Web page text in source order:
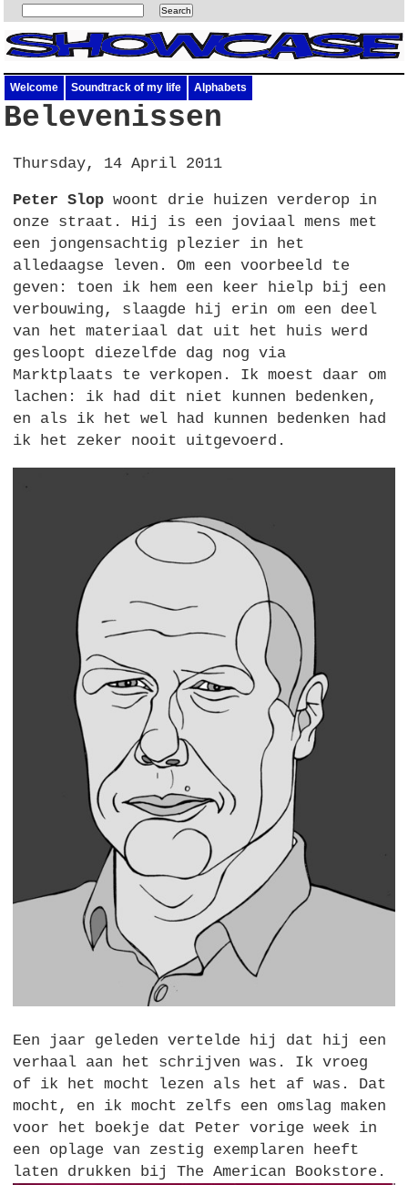
Welcome Soundtrack of my life Alphabets
Belevenissen
Thursday, 14 April 2011
Peter Slop woont drie huizen verderop in
onze straat. Hij is een joviaal mens met
een jongensachtig plezier in het
alledaagse leven. Om een voorbeeld te
geven: toen ik hem een keer hielp bij een
verbouwing, slaagde hij erin om een deel
van het materiaal dat uit het huis werd
gesloopt diezelfde dag nog via
Marktplaats te verkopen. Ik moest daar om
lachen: ik had dit niet kunnen bedenken,
en als ik het wel had kunnen bedenken had
ik het zeker nooit uitgevoerd.
Een jaar geleden vertelde hij dat hij een
verhaal aan het schrijven was. Ik vroeg
of ik het mocht lezen als het af was. Dat
mocht, en ik mocht zelfs een omslag maken
voor het boekje dat Peter vorige week in
een oplage van zestig exemplaren heeft
laten drukken bij The American Bookstore.